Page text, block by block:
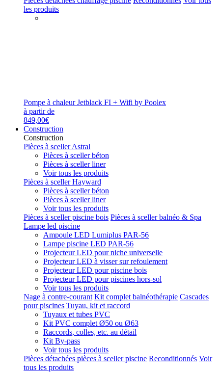
les produits
Pompe à chaleur Jetblack FI + Wifi by Poolex
à partir de
849,00€
Construction
Construction
Pièces à sceller Astral
Pièces à sceller béton
Pièces à sceller liner
Voir tous les produits
Pièces à sceller Hayward
Pièces à sceller béton
Pièces à sceller liner
Voir tous les produits
Pièces à sceller piscine bois Pièces à sceller balnéo & Spa
Lampe led piscine
Ampoule LED Lumiplus PAR-56
Lampe piscine LED PAR-56
Projecteur LED pour niche universelle
Projecteur LED à visser sur refoulement
Projecteur LED pour piscine bois
Projecteur LED pour piscines hors-sol
Voir tous les produits
Nage à contre-courant Kit complet balnéothérapie Cascades
pour piscines Tuyau, kit et raccord
Tuyaux et tubes PVC
Kit PVC complet Ø50 ou Ø63
Raccords, colles, etc. au détail
Kit By-pass
Voir tous les produits
Pièces détachées pièces à sceller piscine Reconditionnés Voir
tous les produits